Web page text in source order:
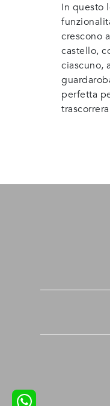
In questo
crescono
castello,
ciascuno,
perfetta